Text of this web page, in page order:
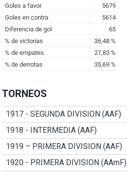
TORNEOS
1917 - SEGUNDA DIVISION (AAF)
1918 - INTERMEDIA (AAF)
1919 – PRIMERA DIVISION (AAF)
1920 - PRIMERA DIVISION (AAmF)